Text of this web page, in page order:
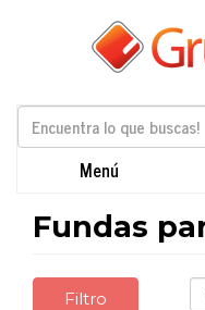
Menú
Fundas
Filtro